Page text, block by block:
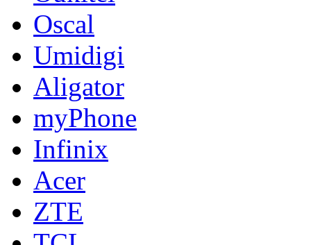
Oscal
Umidigi
Aligator
myPhone
Infinix
Acer
ZTE